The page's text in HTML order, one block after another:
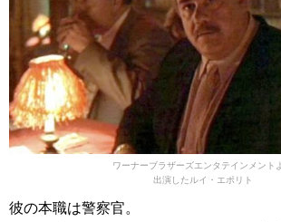
ワーナーブラザーズエンタテインメント
出演したルイ・エポリト
彼の本職は警察官。